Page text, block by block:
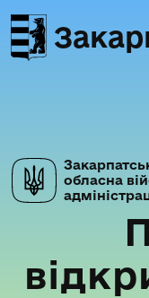
обласна